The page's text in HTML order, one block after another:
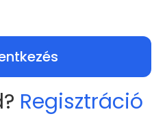
Regisztráció